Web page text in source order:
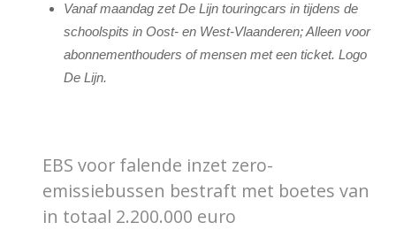
Vanaf maandag zet De Lijn touringcars in tijdens de
schoolspits in Oost- en West-Vlaanderen; Alleen voor
abonnementhouders of mensen met een ticket. Logo
De Lijn.
EBS voor falende inzet zero-
emissiebussen bestraft met boetes van
in totaal 2.200.000 euro